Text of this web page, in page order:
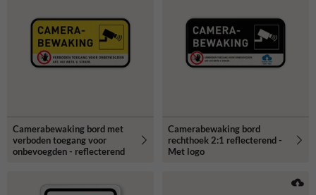
Camerabewaking bord met
verboden toegang voor
onbevoegden - reflecterend
Camerabewaking bord
rechthoek 2:1 reflecterend -
Met logo